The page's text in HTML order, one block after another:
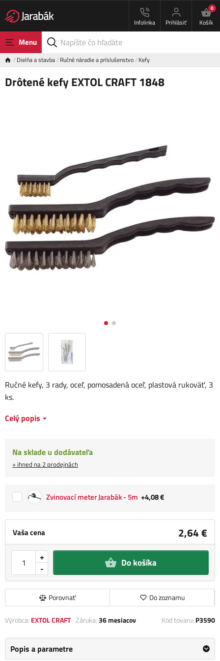
Infolinka Prihlásiť
0
Košík
Menu
Dielňa a stavba Ručné náradie a príslušenstvo Kefy
Drôtené kefy EXTOL CRAFT 1848
Vaša cena 2,64 €
-
+ Do košíka
Porovnať Do zoznamu
Ručné kefy, 3 rady, oceľ, pomosadená oceľ, plastová rukoväť, 3
ks.
Celý popis
Na sklade u dodávateľa
+ ihned na 2 prodejnách
Zvinovací meter Jarabák - 5m +4,08 €
Výrobca: EXTOL CRAFT Záruka:36 mesiacov Kód tovaru: P3590
Popis a parametre